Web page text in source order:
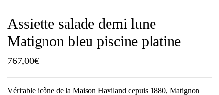
Assiette salade demi lune
Matignon bleu piscine platine
767,00€
Véritable icône de la Maison Haviland depuis 1880, Matignon